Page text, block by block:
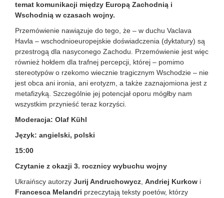
temat komunikacji między Europą Zachodnią i
Wschodnią w czasach wojny.
Przemówienie nawiązuje do tego, że – w duchu Vaclava
Havla – wschodnioeuropejskie doświadczenia (dyktatury) są
przestrogą dla nasyconego Zachodu. Przemówienie jest więc
również hołdem dla trafnej percepcji, której – pomimo
stereotypów o rzekomo wiecznie tragicznym Wschodzie – nie
jest obca ani ironia, ani erotyzm, a także zaznajomiona jest z
metafizyką. Szczególnie jej potencjał oporu mógłby nam
wszystkim przynieść teraz korzyści.
Moderacja: Olaf Kühl
Język: angielski, polski
15:00
Czytanie z okazji 3. rocznicy wybuchu wojny
Ukraińscy autorzy Jurij Andruchowycz Andriej Kurkow i
Francesca Melandri przeczytają teksty poetów, którzy